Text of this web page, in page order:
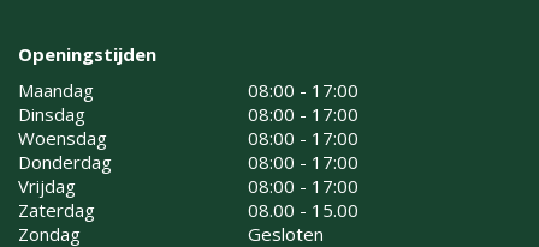
Openingstijden
Maandag
08:00 - 17:00
Dinsdag
08:00 - 17:00
Woensdag
08:00 - 17:00
Donderdag
08:00 - 17:00
Vrijdag
08:00 - 17:00
Zaterdag
08.00 - 15.00
Zondag
Gesloten